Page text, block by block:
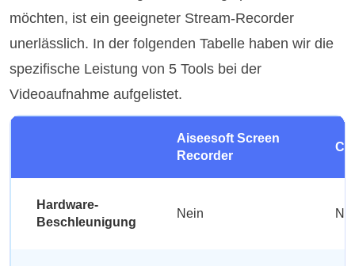
möchten, ist ein geeigneter Stream-Recorder
unerlässlich. In der folgenden Tabelle haben wir die
spezifische Leistung von 5 Tools bei der
Videoaufnahme aufgelistet.
Aiseesoft Screen
Recorder
Hardware-
Beschleunigung
Nein